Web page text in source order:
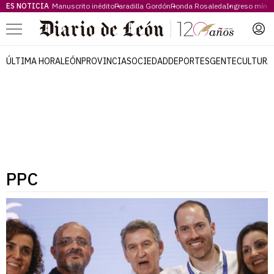
ES NOTICIA Manuscrito inéditoParadilla GordónRonda RosaledaIngreso
Menú
ÚLTIMA HORALEÓNPROVINCIASOCIEDADDEPORTESGENTECULTURA
PPC